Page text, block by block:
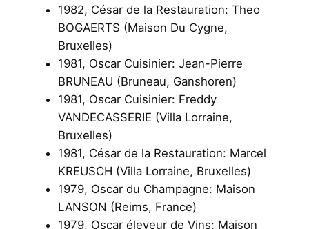
1982, César de la Restauration: Theo
BOGAERTS (Maison Du Cygne,
Bruxelles)
1981, Oscar Cuisinier: Jean-Pierre
BRUNEAU (Bruneau, Ganshoren)
1981, Oscar Cuisinier: Freddy
VANDECASSERIE (Villa Lorraine,
Bruxelles)
1981, César de la Restauration: Marcel
KREUSCH (Villa Lorraine, Bruxelles)
1979, Oscar du Champagne: Maison
LANSON (Reims, France)
1979, Oscar éleveur de Vins: Maison